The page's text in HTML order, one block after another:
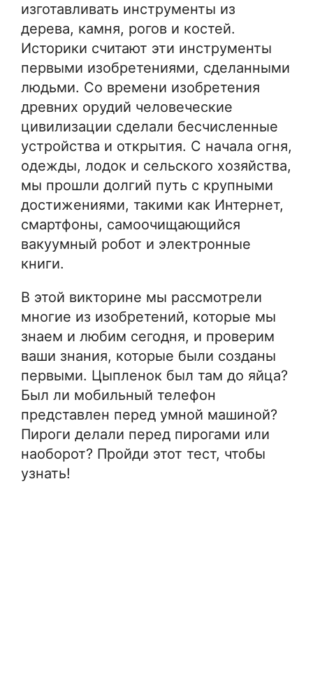
изготавливать инструменты из
дерева, камня, рогов и костей.
Историки считают эти инструменты
первыми изобретениями, сделанными
людьми. Со времени изобретения
древних орудий человеческие
цивилизации сделали бесчисленные
устройства и открытия. С начала огня,
одежды, лодок и сельского хозяйства,
мы прошли долгий путь с крупными
достижениями, такими как Интернет,
смартфоны, самоочищающийся
вакуумный робот и электронные
книги.
В этой викторине мы рассмотрели
многие из изобретений, которые мы
знаем и любим сегодня, и проверим
ваши знания, которые были созданы
первыми. Цыпленок был там до яйца?
Был ли мобильный телефон
представлен перед умной машиной?
Пироги делали перед пирогами или
наоборот? Пройди этот тест, чтобы
узнать!